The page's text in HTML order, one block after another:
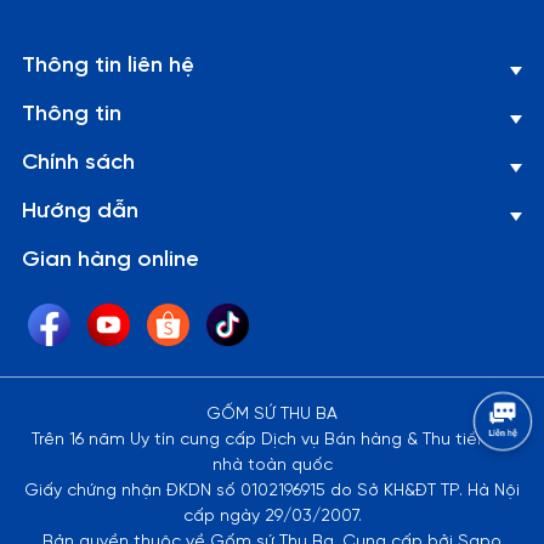
Thông tin liên hệ
Thông tin
Chính sách
Hướng dẫn
Gian hàng online
GỐM SỨ THU BA
Trên 16 năm Uy tín cung cấp Dịch vụ Bán hàng & Thu tiền tại
nhà toàn quốc
Giấy chứng nhận ĐKDN số 0102196915 do Sở KH&ĐT TP. Hà Nội
cấp ngày 29/03/2007.